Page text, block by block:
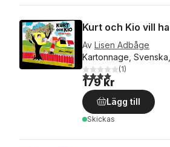
Kurt och Kio vill
Av Lisen Adbåge
Kartonnage,
4,0utav 5 stjärnor.
(1)
179 kr
Lägg till
Skickas